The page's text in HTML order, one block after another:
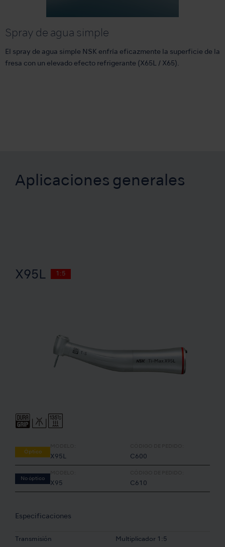
Spray de agua simple
El spray de agua simple NSK enfría eficazmente la superficie de la
fresa con un elevado efecto refrigerante (X65L / X65).
Aplicaciones generales
X95L 1:5
Óptico
X95L C600
No óptico
X95 C610
Especificaciones
Transmisión Multiplicador 1:5